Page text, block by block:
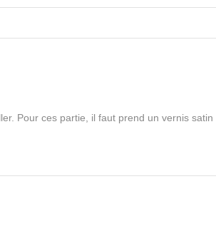
Pour ces partie, il faut prend un vernis